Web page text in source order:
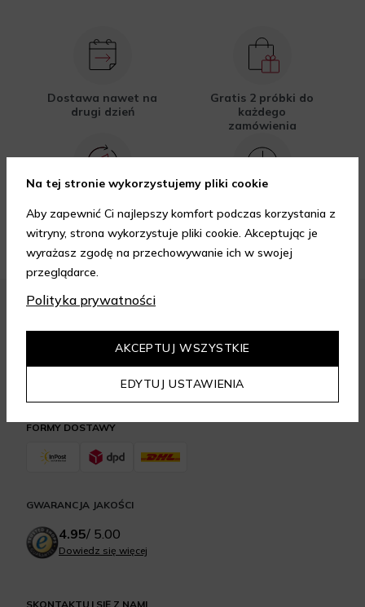
Dostawa nawet na
drugi dzień
Gratis 2 próbki do
każdego
zamówienia
przyjazne
środowisku
płatności
SKONTAKTUJ SIĘ Z NAMI
FORMY DOSTAWY
GWARANCJA JAKOŚCI
4.95/ 5.00
Dowiedz się więcej
Na tej stronie wykorzystujemy pliki cookie
Aby zapewnić Ci najlepszy komfort podczas korzystania z
witryny, strona wykorzystuje pliki cookie. Akceptując je
wyrażasz zgodę na przechowywanie ich w swojej
przeglądarce.
Polityka prywatności
EDYTUJ USTAWIENIA
AKCEPTUJ WSZYSTKIE